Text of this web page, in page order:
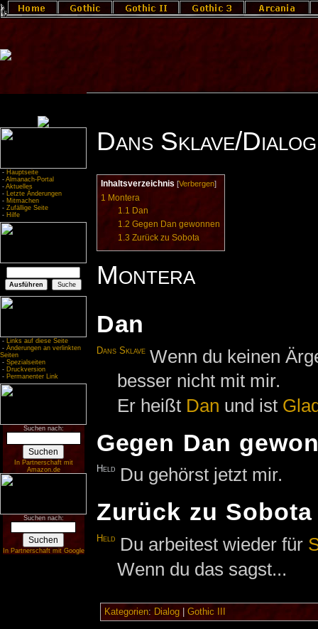
- Hauptseite
- Almanach-Portal
- Aktuelles
- Letzte Änderungen
- Mitmachen
- Zufällige Seite
- Hilfe
- Links auf diese Seite
- Änderungen an verlinkten
Seiten
- Spezialseiten
- Druckversion
- Permanenter Link
Suchen nach:
In Partnerschaft mit
Amazon.de
Suchen nach:
In Partnerschaft mit Google
Dans Sklave/
Inhaltsverzeichnis [Verbergen]
1 Montera
1.1 Dan
1.2 Gegen Dan gewonnen
1.3 Zurück zu Sobota
Montera
Dan
Dans Sklave Wenn du keinen
besser nicht mit mir.
Er heißt Dan und ist
Gegen Dan
Held Du gehörst jetzt mir.
Zurück zu Sobota
Held Du arbeitest wieder für
Wenn du das sagst...
Kategorien: Dialog| Gothic III